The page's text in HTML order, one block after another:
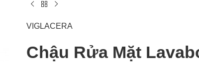
VIGLACERA
Chậu Rửa Mặt